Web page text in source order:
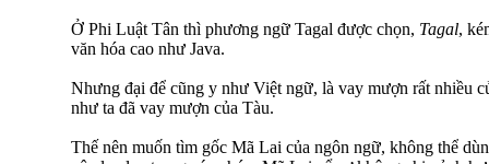
Ở Phi Luật Tân thì phương ngữ Tagal được chọn, Tagal,
văn hóa cao như Java.
Nhưng đại để cũng y như Việt ngữ, là vay mượn rất nhiều
như ta đã vay mượn của Tàu.
Thế nên muốn tìm gốc Mã Lai của ngôn ngữ, không thể